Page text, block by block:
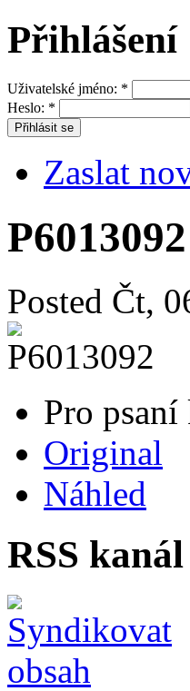
Přihlášení
Uživatelské jméno: *
Heslo: *
Zaslat
P6013092
Posted Čt,
Pro psaní
Original
Náhled
RSS kanál